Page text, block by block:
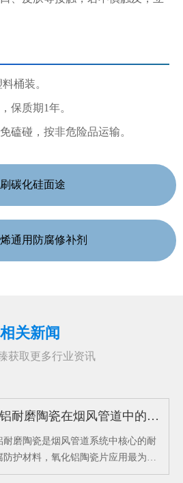
桶装。
保质期1年。
磕碰，按非危险品运输。
碳化硅面途
通用防腐修补剂
相关新闻
获取更多行业资讯
氧化铝耐磨陶瓷在烟风管道中的耐磨防腐效能分析
耐磨陶瓷是烟风管道系统中核心的耐
防护材料，氧化铝陶瓷片应用最为广
1700℃的高温窑炉中烧结精制而成，